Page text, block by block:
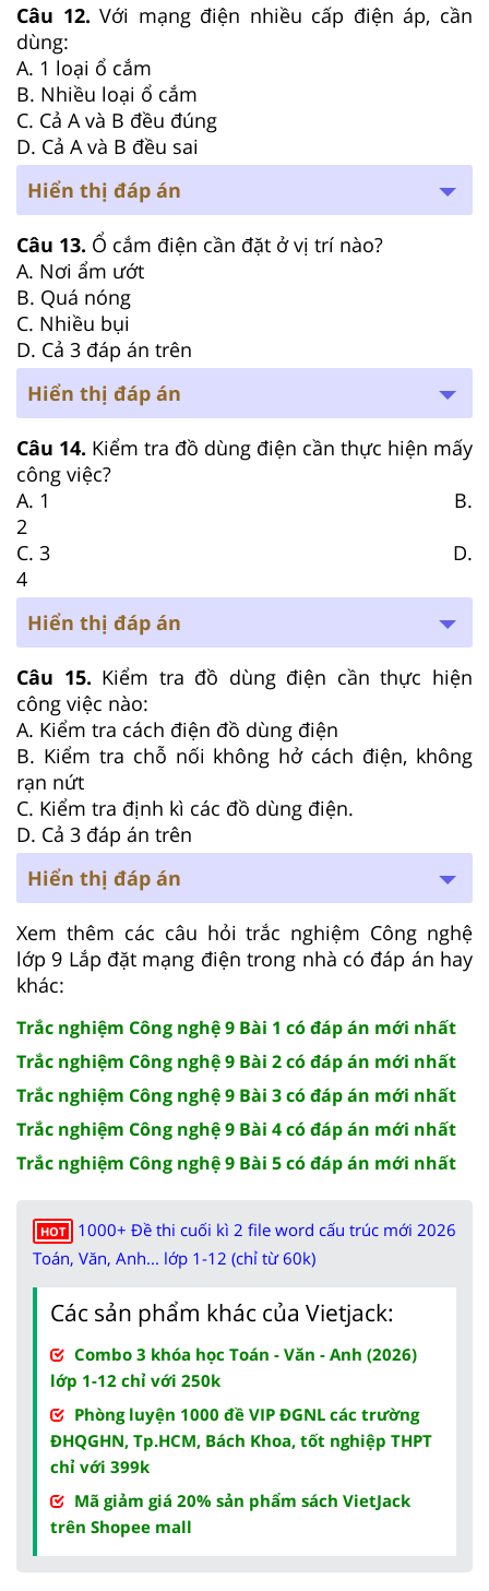
Câu 12.Với mạng điện nhiều cấp điện áp, cần
dùng:
A. 1 loại ổ cắm
B. Nhiều loại ổ cắm
C. Cả A và B đều đúng
D. Cả A và B đều sai
Hiển thị đáp án
Câu 13. Ổ cắm điện cần đặt ở vị trí nào?
A. Nơi ẩm ướt
B. Quá nóng
C. Nhiều bụi
D. Cả 3 đáp án trên
Hiển thị đáp án
Câu 14. Kiểm tra đồ dùng điện cần thực hiện mấy
công việc?
A. 1 B.
2
C. 3 D.
4
Hiển thị đáp án
Câu 15. Kiểm tra đồ dùng điện cần thực hiện
công việc nào:
A. Kiểm tra cách điện đồ dùng điện
B. Kiểm tra chỗ nối không hở cách điện, không
rạn nứt
C. Kiểm tra định kì các đồ dùng điện.
D. Cả 3 đáp án trên
Hiển thị đáp án
Xem thêm các câu hỏi trắc nghiệm Công nghệ
lớp 9 Lắp đặt mạng điện trong nhà có đáp án hay
khác:
Trắc nghiệm Công nghệ 9 Bài 1 có đáp án mới nhất
Trắc nghiệm Công nghệ 9 Bài 2 có đáp án mới nhất
Trắc nghiệm Công nghệ 9 Bài 3 có đáp án mới nhất
Trắc nghiệm Công nghệ 9 Bài 4 có đáp án mới nhất
Trắc nghiệm Công nghệ 9 Bài 5 có đáp án mới nhất
HOT
1000+ Đề thi cuối kì 2 file word cấu trúc mới 2026
Toán, Văn, Anh... lớp 1-12 (chỉ từ 60k)
Các sản phẩm khác của Vietjack:
Combo 3 khóa học Toán - Văn - Anh (2026)
lớp 1-12 chỉ với 250k
Phòng luyện 1000 đề VIP ĐGNL các trường
ĐHQGHN, Tp.HCM, Bách Khoa, tốt nghiệp THPT
chỉ với 399k
Mã giảm giá 20% sản phẩm sách VietJack
trên Shopee mall